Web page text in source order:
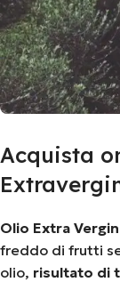
Acquista
Olio Extra
freddo di frutti
olio, risultato di